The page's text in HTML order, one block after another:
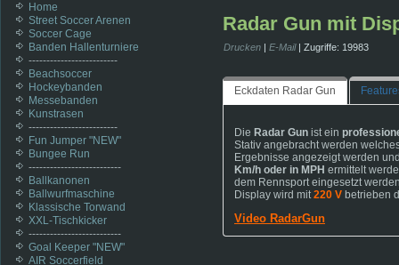
Home
Street Soccer Arenen
Soccer Cage
Banden Hallenturniere
-------------------------
Beachsoccer
Hockeybanden
Messebanden
Kunstrasen
-------------------------
Fun Jumper "NEW"
Bungee Run
--------------------------
Ballkanonen
Ballwurfmaschine
Klassische Torwand
XXL-Tischkicker
--------------------------
Goal Keeper "NEW"
AIR Soccerfield
Radar Gun mit
Drucken | E-Mail| Zugriffe: 19983
Eckdaten Radar Gun
Die Radar Gun ist ein
Stativ angebracht werden
Ergebnisse angezeigt werden
Km/h oder in MPH ermittelt
dem Rennsport eingesetzt
Display wird mit220 V betrieben
Video RadarGun